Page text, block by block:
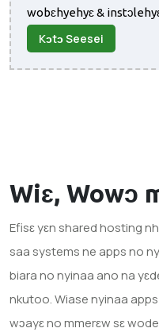
wobɛhyehyɛ &
Kɔtɔ Seesei
Wiɛ, Wowɔ
Efisɛ yɛn shared hosting
saa systems ne apps no
biara no nyinaa ano na
nkutoo. Wiase nyinaa
wɔayɛ no mmerɛw sɛ